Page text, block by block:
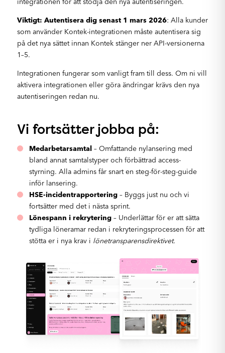
Viktigt: Autentisera dig senast 1 mars 2026: Alla kunder
som använder Kontek-integrationen måste autentisera sig
på det nya sättet innan Kontek stänger ner API-versionerna
1–5.
Integrationen fungerar som vanligt fram till dess. Om ni vill
aktivera integrationen eller göra ändringar krävs den nya
autentiseringen redan nu.
Vi fortsätter jobba på:
Medarbetarsamtal – Omfattande nylansering med
bland annat samtalstyper och förbättrad access-
styrning. Alla admins får snart en steg-för-steg-guide
inför lansering.
HSE-incidentrapportering – Byggs just nu och vi
fortsätter med det i nästa sprint.
Lönespann i rekrytering – Underlättar för er att sätta
tydliga löneramar redan i rekryteringsprocessen för att
stötta er i nya krav i lönetransparensdirektivet.